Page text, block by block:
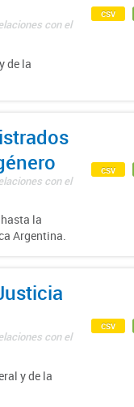
con el
de la
csv
con el
la
Argentina.
csv
con el
y de la
csv